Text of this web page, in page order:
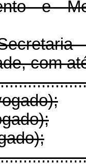
e
com